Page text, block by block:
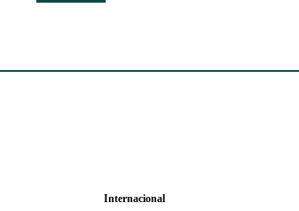
Internacional